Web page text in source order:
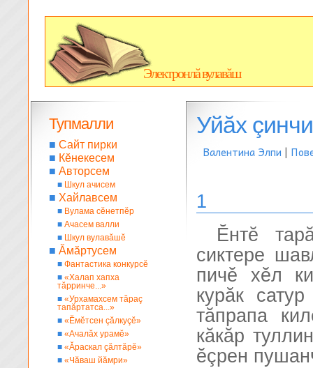
Электронлă вулавăш
Уйăх
Валентина Элпи |
1
Ĕнтĕ
сиктере
пичĕ хĕл
курăк
тăпрапа
кăкăр
ĕçрен
Тупмалли
■ Сайт пирки
■ Кĕнекесем
■ Авторсем
■ Шкул ачисем
■ Хайлавсем
■ Вулама сĕнетпĕр
■ Ачасем валли
■ Шкул вулавăшĕ
■ Ăмăртусем
■ Фантастика конкурсĕ
■ «Халап хапха
тăрринче...»
■ «Урхамахсем тăраç
тапăртатса...»
■ «Ĕмĕтсен çăлкуçĕ»
■ «Ачалăх урамĕ»
■ «Ăраскал çăлтăрĕ»
■ «Чăваш йăмри»